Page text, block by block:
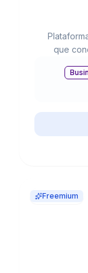
que
funding.
Ahora
Freemium